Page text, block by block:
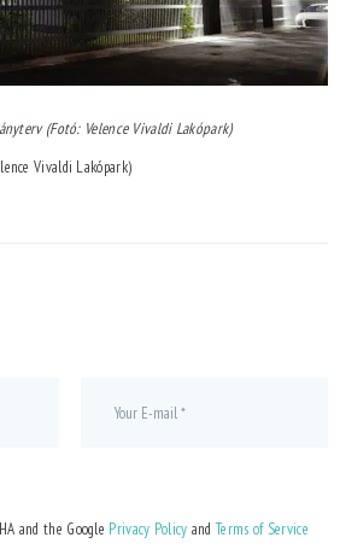
(Fotó: Velence Vivaldi Lakópark)
Vivaldi Lakópark)
and the Google Privacy Policy andTerms of Service